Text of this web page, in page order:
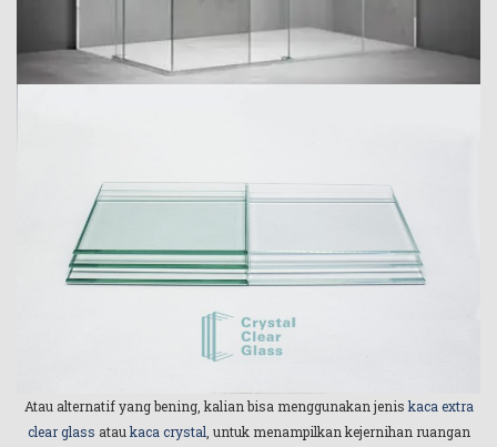
Atau alternatif yang bening, kalian bisa menggunakan jenis kaca extra
clear glass atau kaca crystal , untuk menampilkan kejernihan ruangan